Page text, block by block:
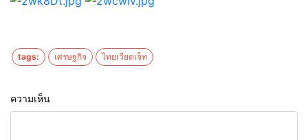
tags: เศรษฐกิจ ไทยเวียตเจ็ท
ความเห็น